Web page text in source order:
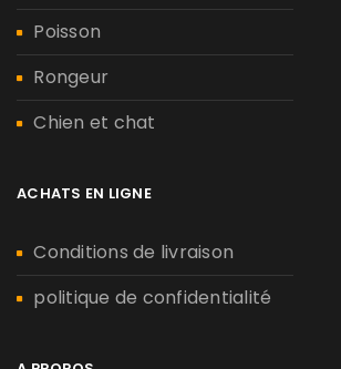
Poisson
Rongeur
Chien et chat
ACHATS EN LIGNE
Conditions de livraison
politique de confidentialité